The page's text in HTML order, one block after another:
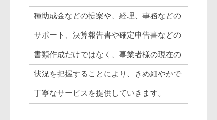
種助成金などの提案や、経理、事務などの
サポート、決算報告書や確定申告書などの
書類作成だけではなく、事業者様の現在の
状況を把握することにより、きめ細やかで
丁寧なサービスを提供していきます。